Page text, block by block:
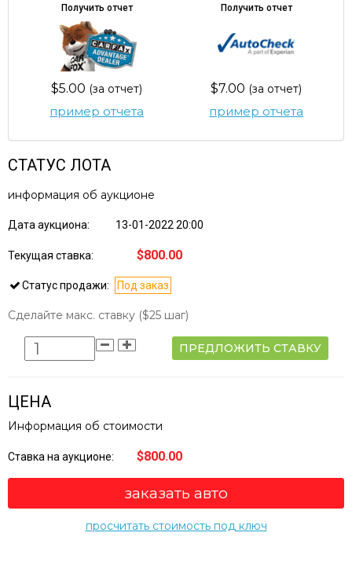
Получить отчет
$5.00 (за отчет)
пример отчета
Получить отчет
$7.00 (за отчет)
пример отчета
СТАТУС ЛОТА
информация об аукционе
Дата аукциона: 13-01-2022 20:00
Текущая ставка: $800.00
Статус продажи: Под заказ
Сделайте макс. ставку ($25 шаг)
ПРЕДЛОЖИТЬ СТАВКУ
ЦЕНА
Информация об стоимости
Ставка на аукционе: $800.00
заказать авто
просчитать стоимость под ключ